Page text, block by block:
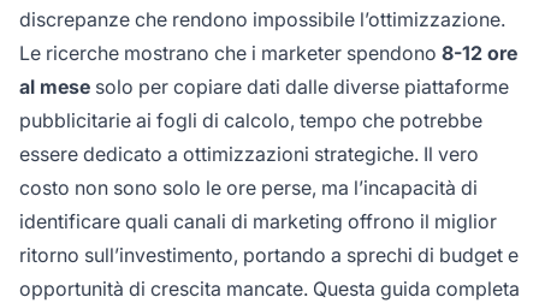
discrepanze che rendono impossibile l’ottimizzazione.
Le ricerche mostrano che i marketer spendono 8-12 ore
al mese solo per copiare dati dalle diverse piattaforme
pubblicitarie ai fogli di calcolo, tempo che potrebbe
essere dedicato a ottimizzazioni strategiche. Il vero
costo non sono solo le ore perse, ma l’incapacità di
identificare quali canali di marketing offrono il miglior
ritorno sull’investimento, portando a sprechi di budget e
opportunità di crescita mancate. Questa guida completa